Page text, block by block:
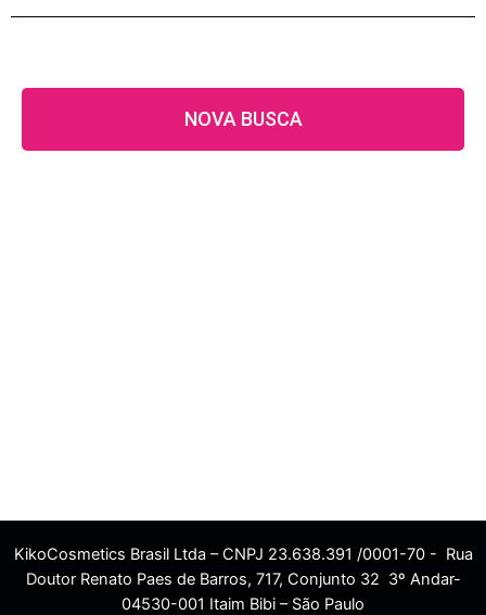
NOVA BUSCA
KikoCosmetics Brasil Ltda – CNPJ 23.638.391 /0001-70 - Rua
Doutor Renato Paes de Barros, 717, Conjunto 32 3º Andar-
04530-001 Itaim Bibi – São Paulo